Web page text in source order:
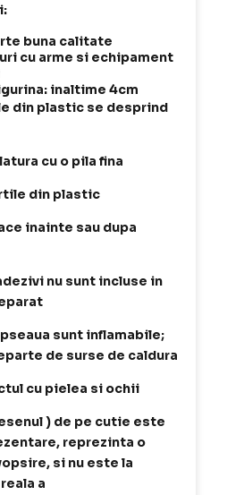
buna calitate
cu arme si echipament
inaltime 4cm
din plastic se desprind
cu o pila fina
din plastic
inainte sau dupa
nu sunt incluse in
sunt inflamabile;
de surse de caldura
cu pielea si ochii
) de pe cutie este
reprezinta o
si nu este la
a